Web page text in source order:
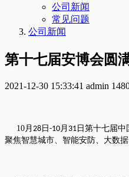
公司新闻
常见问题
公司新闻
第十七届安博会圆
2021-12-30 15:33:41 admin
10 月 28 日 -10 月 31 日第十七届
聚焦智慧城市、智能安防、大数